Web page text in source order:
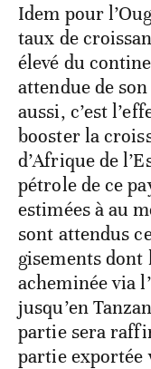
Idem pour
taux de
élevé du
attendue de
aussi, c’est
booster la
d’Afrique de
pétrole de ce
estimées à au
sont attendus
gisements
acheminée via
jusqu’en
partie sera
partie exportée